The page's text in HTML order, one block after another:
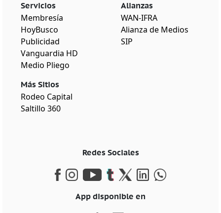
Servicios
Membresía
HoyBusco
Publicidad
Vanguardia HD
Medio Pliego
Más Sitios
Rodeo Capital
Saltillo 360
Alianzas
WAN-IFRA
Alianza de Medios
SIP
Redes Sociales
App disponible en